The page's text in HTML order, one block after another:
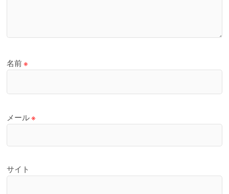
名前※
メール※
サイト